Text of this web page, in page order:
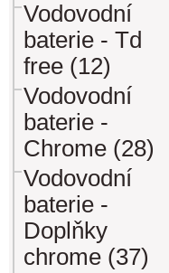
Vodovodní
baterie - Td
free (12)
Vodovodní
baterie -
Chrome (28)
Vodovodní
baterie -
Doplňky
chrome (37)